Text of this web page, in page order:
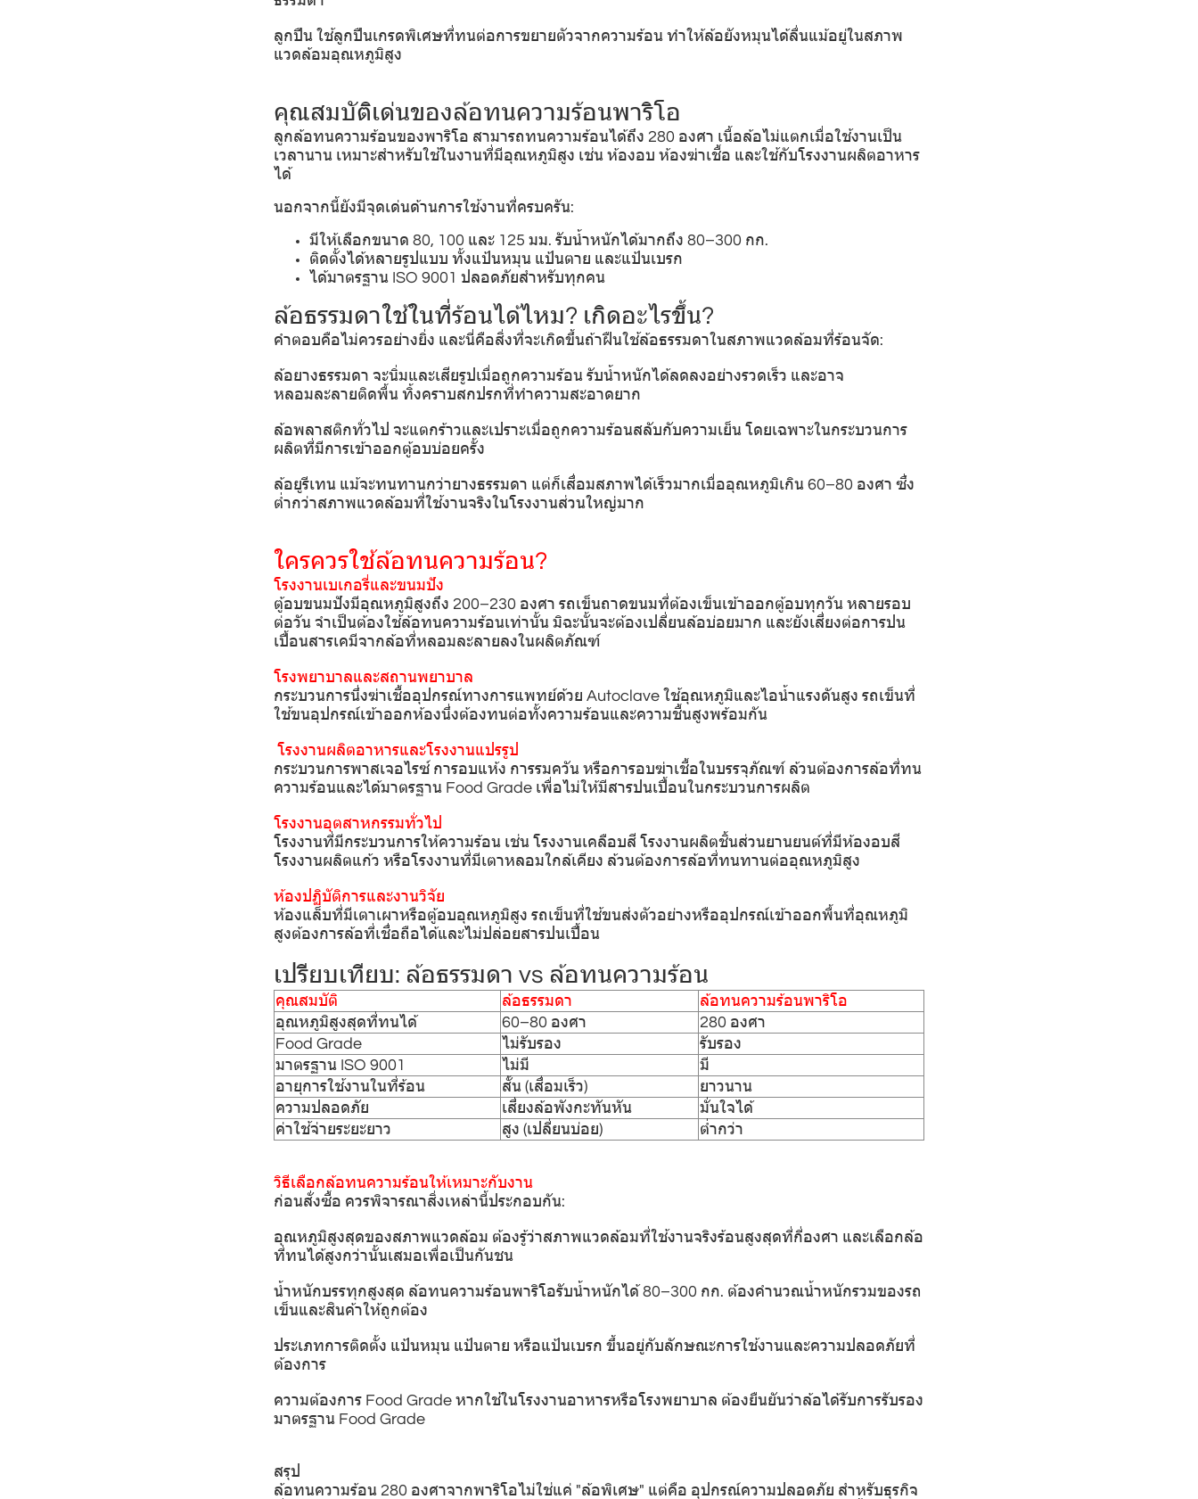
ลูกปืน ใช้ลูกปืนเกรดพิเศษที่ทนต่อการขยายตัวจากความร้อน ทำให้ล้อยังหมุนได้ลื่นแม้อยู่ในสภาพ
แวดล้อมอุณหภูมิสูง
คุณสมบัติเด่นของล้อทนความร้อนพาริโอ
ลูกล้อทนความร้อนของพาริโอ สามารถทนความร้อนได้ถึง 280 องศา เนื้อล้อไม่แตกเมื่อใช้งานเป็น
เวลานาน เหมาะสำหรับใช้ในงานที่มีอุณหภูมิสูง เช่น ห้องอบ ห้องฆ่าเชื้อ และใช้กับโรงงานผลิตอาหาร
ได้
นอกจากนี้ยังมีจุดเด่นด้านการใช้งานที่ครบครัน:
มีให้เลือกขนาด 80, 100 และ 125 มม. รับน้ำหนักได้มากถึง 80–300 กก.
ติดตั้งได้หลายรูปแบบ ทั้งแป้นหมุน แป้นตาย และแป้นเบรก
ได้มาตรฐาน ISO 9001 ปลอดภัยสำหรับทุกคน
ล้อธรรมดาใช้ในที่ร้อนได้ไหม? เกิดอะไรขึ้น?
คำตอบคือไม่ควรอย่างยิ่ง และนี่คือสิ่งที่จะเกิดขึ้นถ้าฝืนใช้ล้อธรรมดาในสภาพแวดล้อมที่ร้อนจัด:
ล้อยางธรรมดา จะนิ่มและเสียรูปเมื่อถูกความร้อน รับน้ำหนักได้ลดลงอย่างรวดเร็ว และอาจ
หลอมละลายติดพื้น ทิ้งคราบสกปรกที่ทำความสะอาดยาก
ล้อพลาสติกทั่วไป จะแตกร้าวและเปราะเมื่อถูกความร้อนสลับกับความเย็น โดยเฉพาะในกระบวนการ
ผลิตที่มีการเข้าออกตู้อบบ่อยครั้ง
ล้อยูรีเทน แม้จะทนทานกว่ายางธรรมดา แต่ก็เสื่อมสภาพได้เร็วมากเมื่ออุณหภูมิเกิน 60–80 องศา ซึ่ง
ต่ำกว่าสภาพแวดล้อมที่ใช้งานจริงในโรงงานส่วนใหญ่มาก
ใครควรใช้ล้อทนความร้อน?
โรงงานเบเกอรี่และขนมปัง
ตู้อบขนมปังมีอุณหภูมิสูงถึง 200–230 องศา รถเข็นถาดขนมที่ต้องเข็นเข้าออกตู้อบทุกวัน หลายรอบ
ต่อวัน จำเป็นต้องใช้ล้อทนความร้อนเท่านั้น มิฉะนั้นจะต้องเปลี่ยนล้อบ่อยมาก และยังเสี่ยงต่อการปน
เปื้อนสารเคมีจากล้อที่หลอมละลายลงในผลิตภัณฑ์
โรงพยาบาลและสถานพยาบาล
กระบวนการนึ่งฆ่าเชื้ออุปกรณ์ทางการแพทย์ด้วย Autoclave ใช้อุณหภูมิและไอน้ำแรงดันสูง รถเข็นที่
ใช้ขนอุปกรณ์เข้าออกห้องนึ่งต้องทนต่อทั้งความร้อนและความชื้นสูงพร้อมกัน
️ โรงงานผลิตอาหารและโรงงานแปรรูป
กระบวนการพาสเจอไรซ์ การอบแห้ง การรมควัน หรือการอบฆ่าเชื้อในบรรจุภัณฑ์ ล้วนต้องการล้อที่ทน
ความร้อนและได้มาตรฐาน Food Grade เพื่อไม่ให้มีสารปนเปื้อนในกระบวนการผลิต
โรงงานอุตสาหกรรมทั่วไป
โรงงานที่มีกระบวนการให้ความร้อน เช่น โรงงานเคลือบสี โรงงานผลิตชิ้นส่วนยานยนต์ที่มีห้องอบสี
โรงงานผลิตแก้ว หรือโรงงานที่มีเตาหลอมใกล้เคียง ล้วนต้องการล้อที่ทนทานต่ออุณหภูมิสูง
ห้องปฏิบัติการและงานวิจัย
ห้องแล็บที่มีเตาเผาหรือตู้อบอุณหภูมิสูง รถเข็นที่ใช้ขนส่งตัวอย่างหรืออุปกรณ์เข้าออกพื้นที่อุณหภูมิ
สูงต้องการล้อที่เชื่อถือได้และไม่ปล่อยสารปนเปื้อน
เปรียบเทียบ: ล้อธรรมดา vs ล้อทนความร้อน
คุณสมบัติ ล้อธรรมดา
ล้อทนความร้อนพาริโอ
อุณหภูมิสูงสุดที่ทนได้
60–80 องศา
280 องศา
Food Grade
ไม่รับรอง
รับรอง
มาตรฐาน ISO 9001
ไม่มี
มี
อายุการใช้งานในที่ร้อน
สั้น (เสื่อมเร็ว)
ยาวนาน
ความปลอดภัย
เสี่ยงล้อพังกะทันหัน
มั่นใจได้
ค่าใช้จ่ายระยะยาว
สูง (เปลี่ยนบ่อย) ต่ำกว่า
วิธีเลือกล้อทนความร้อนให้เหมาะกับงาน
ก่อนสั่งซื้อ ควรพิจารณาสิ่งเหล่านี้ประกอบกัน:
อุณหภูมิสูงสุดของสภาพแวดล้อม ต้องรู้ว่าสภาพแวดล้อมที่ใช้งานจริงร้อนสูงสุดที่กี่องศา และเลือกล้อ
ที่ทนได้สูงกว่านั้นเสมอเพื่อเป็นกันชน
น้ำหนักบรรทุกสูงสุด ล้อทนความร้อนพาริโอรับน้ำหนักได้ 80–300 กก. ต้องคำนวณน้ำหนักรวมของรถ
เข็นและสินค้าให้ถูกต้อง
ประเภทการติดตั้ง แป้นหมุน แป้นตาย หรือแป้นเบรก ขึ้นอยู่กับลักษณะการใช้งานและความปลอดภัยที่
ต้องการ
ความต้องการ Food Grade หากใช้ในโรงงานอาหารหรือโรงพยาบาล ต้องยืนยันว่าล้อได้รับการรับรอง
มาตรฐาน Food Grade
สรุป
ล้อทนความร้อน 280 องศาจากพาริโอไม่ใช่แค่ "ล้อพิเศษ" แต่คือ อุปกรณ์ความปลอดภัย สำหรับธุรกิจ